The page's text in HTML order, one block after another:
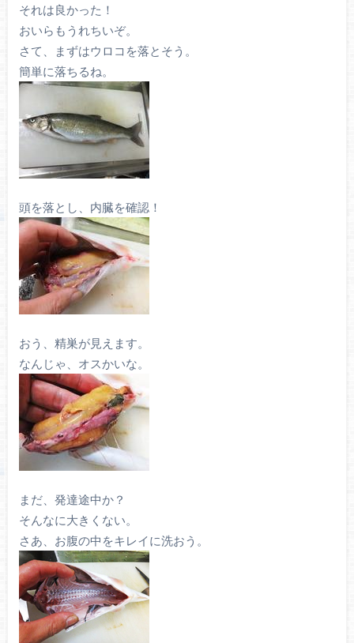
それは良かった！
おいらもうれちいぞ。
さて、まずはウロコを落とそう。
簡単に落ちるね。
頭を落とし、内臓を確認！
おう、精巣が見えます。
なんじゃ、オスかいな。
まだ、発達途中か？
そんなに大きくない。
さあ、お腹の中をキレイに洗おう。